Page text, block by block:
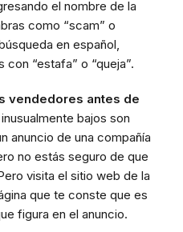
el nombre de la
como “scam” o
en español,
“estafa” o “queja”.
vendedores antes de
bajos son
anuncio de una compañía
no estás seguro de que
visita el sitio web de la
que te conste que es
figura en el anuncio.